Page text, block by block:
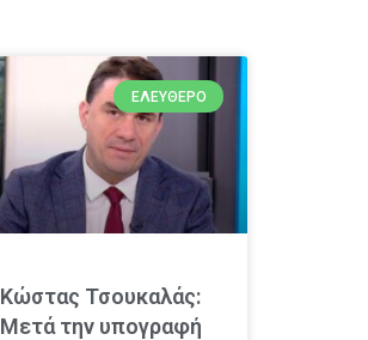
ΕΛΕΎΘΕΡΟ
Κώστας Τσουκαλάς:
Μετά την υπογραφή